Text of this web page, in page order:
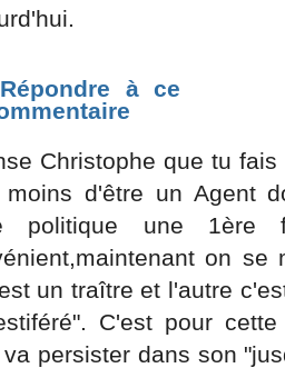
Christophe que tu
d'être un Agent
politique une
on
un traître et l'autre
C'est pour
persister dans son